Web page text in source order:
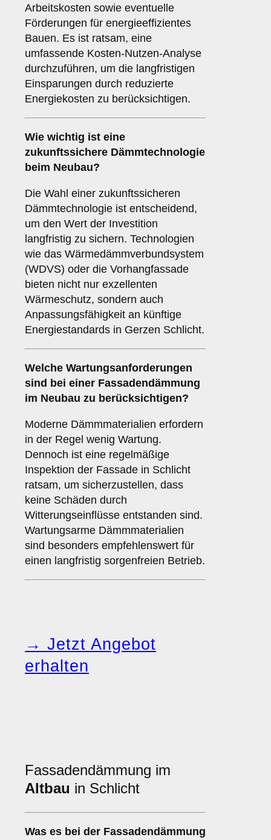
Arbeitskosten sowie eventuelle
Förderungen für energieeffizientes
Bauen. Es ist ratsam, eine
umfassende Kosten-Nutzen-Analyse
durchzuführen, um die langfristigen
Einsparungen durch reduzierte
Energiekosten zu berücksichtigen.
Wie wichtig ist eine
zukunftssichere Dämmtechnologie
beim Neubau?
Die Wahl einer zukunftssicheren
Dämmtechnologie ist entscheidend,
um den Wert der Investition
langfristig zu sichern. Technologien
wie das Wärmedämmverbundsystem
(WDVS) oder die Vorhangfassade
bieten nicht nur exzellenten
Wärmeschutz, sondern auch
Anpassungsfähigkeit an künftige
Energiestandards in Gerzen Schlicht.
Welche Wartungsanforderungen
sind bei einer Fassadendämmung
im Neubau zu berücksichtigen?
Moderne Dämmmaterialien erfordern
in der Regel wenig Wartung.
Dennoch ist eine regelmäßige
Inspektion der Fassade in Schlicht
ratsam, um sicherzustellen, dass
keine Schäden durch
Witterungseinflüsse entstanden sind.
Wartungsarme Dämmmaterialien
sind besonders empfehlenswert für
einen langfristig sorgenfreien Betrieb.
→ Jetzt Angebot
erhalten
Fassadendämmung im
Altbau in Schlicht
Was es bei der Fassadendämmung